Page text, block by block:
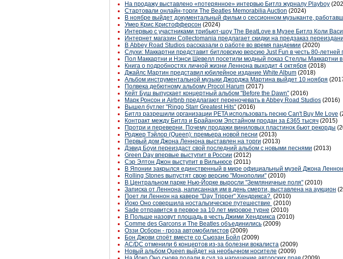
На продажу выставлено «потерянное» интервью Битлз журналу Playboy
Стартовали онлайн-торги The Beatles Memorabilia Auction (2024)
В ноябре выйдет документальный фильм о сессионном музыканте,
Умер Крис Кристофферсон (2024)
Интервью с участниками трибьют-шоу The BeatLove в Музее Битлз Коли
Интернет магазин Collectomania предлагает скидки на предзаказ
В Abbey Road Studios рассказали о работе во время пандемии (2020)
Слухи: Маккартни представит битловскую версию Just Fun в честь 80-
Пол Маккартни и Нэнси Шевелл посетили модный показ Стеллы Маккартни
Книга о подробностях личной жизни Леннона выходит 4 октября (2018)
Джайлс Мартин представил юбилейное издание White Album (2018)
Альбом инструментальной музыки Джорджа Мартина выйдет 10 ноября
Полвека дебютному альбому Procol Harum (2017)
Кейт Буш выпускает концертный альбом "Before the Dawn" (2016)
Марк Ронсон и Airbnb предлагают переночевать в Abbey Road Studios (2016)
Вышел бутлег "Ringo Starr Greatest Hits" (2016)
Битлз разрешили организации PETA использовать песню Can't Buy Me Love
Контракт между Битлз и Брайаном Эпстайном продан за £365 тысяч (2015)
Протри и переверни. Почему продажи виниловых пластинок бьют рекорды
Роджер Тэйлор (Queen): премьера новой песни (2013)
Первый дом Джона Леннона выставлен на торги (2013)
Дэвид Боуи переиздаст свой последний альбом с новыми песнями (2013)
Green Day впервые выступит в России (2012)
Сэр Элтон Джон выступит в Вильнюсе (2011)
В Японии закрылся единственный в мире официальный музей Джона
Rolling Stones выпустят свою версию "Монополии" (2010)
В Центральном парке Нью-Йорке выросли "Земляничные поля" (2010)
Записка от Леннона, написанная им в день смерти, выставлена на аукцион
Поет ли Леннон на кавере "Day Tripper" Хендрикса? (2010)
Йоко Оно совершила ностальгическое путешествие (2010)
Sade отправится в первое за 10 лет мировое турне (2010)
В Польше назовут площадь в честь Джими Хендрикса (2010)
Comme des Garcons и The Beatles объединились (2009)
Оззи Осборн - гроза автомобилистов (2009)
Бон Джови споёт вместе со Сьюзан Бойл (2009)
AC/DC отменили 6 концертов из-за болезни вокалиста (2009)
Новый альбом Queen выйдет на необычном носителе (2009)